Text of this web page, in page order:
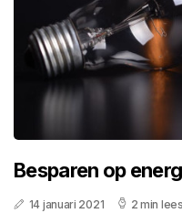
Besparen op
14 januari 2021 2 min